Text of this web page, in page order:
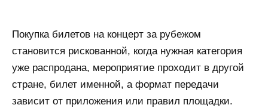
Покупка билетов на концерт за рубежом
становится рискованной, когда нужная категория
уже распродана, мероприятие проходит в другой
стране, билет именной, а формат передачи
зависит от приложения или правил площадки.